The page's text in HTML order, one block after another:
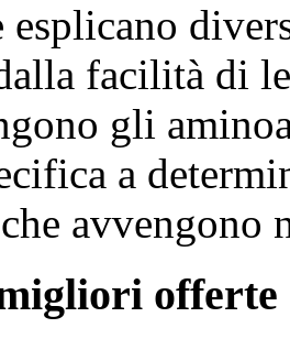
esplicano
facilità di
gli
a
avvengono